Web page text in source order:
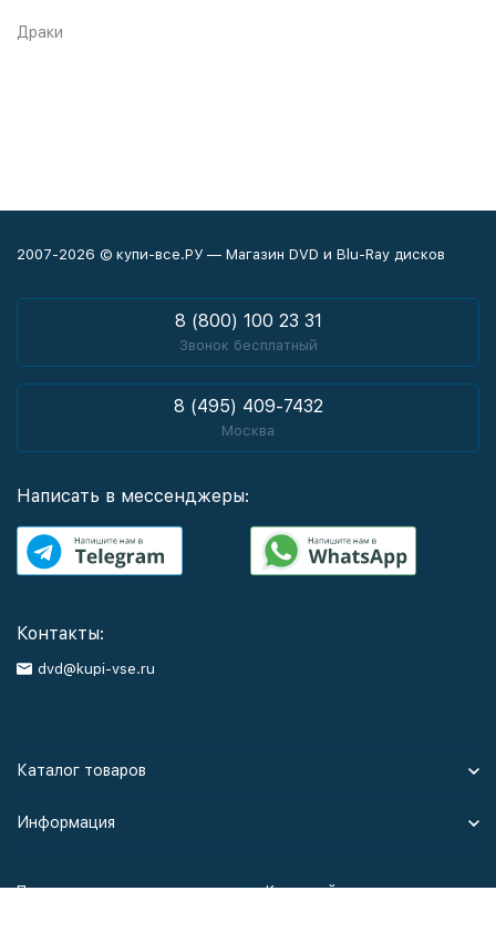
Драки
2007-2026 © купи-все.РУ — Магазин DVD и Blu-Ray дисков
8 (800) 100 23 31
Звонок бесплатный
8 (495) 409-7432
Москва
Написать в мессенджеры:
Контакты:
dvd@kupi-vse.ru
Каталог товаров
Информация
Политика персональных данных Карта сайта